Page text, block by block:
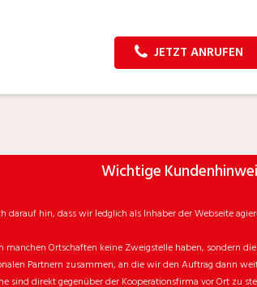
JETZT ANRUFEN
Wichtige
darauf hin, dass wir ledglich als Inhaber der Webseite
Ortschaften keine Zweigstelle haben, sondern
Partnern zusammen, an die wir den Auftrag dann
sind direkt gegenüber der Kooperationsfirma vor Ort zu